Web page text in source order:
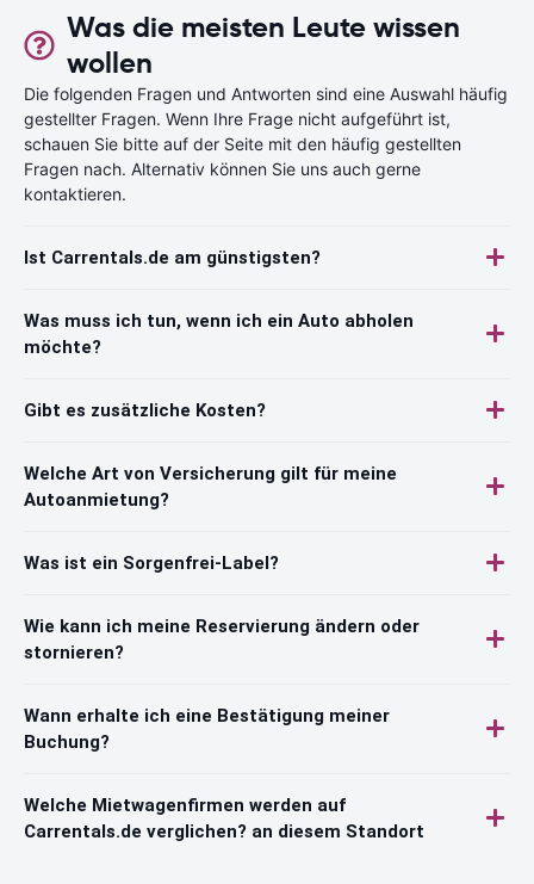
Was die meisten Leute wissen
wollen
Die folgenden Fragen und Antworten sind eine Auswahl häufig
gestellter Fragen. Wenn Ihre Frage nicht aufgeführt ist,
schauen Sie bitte auf der Seite mit den häufig gestellten
Fragen nach. Alternativ können Sie uns auch gerne
kontaktieren.
Ist Carrentals.de am günstigsten?
Was muss ich tun, wenn ich ein Auto abholen
möchte?
Gibt es zusätzliche Kosten?
Welche Art von Versicherung gilt für meine
Autoanmietung?
Was ist ein Sorgenfrei-Label?
Wie kann ich meine Reservierung ändern oder
stornieren?
Wann erhalte ich eine Bestätigung meiner
Buchung?
Welche Mietwagenfirmen werden auf
Carrentals.de verglichen? an diesem Standort